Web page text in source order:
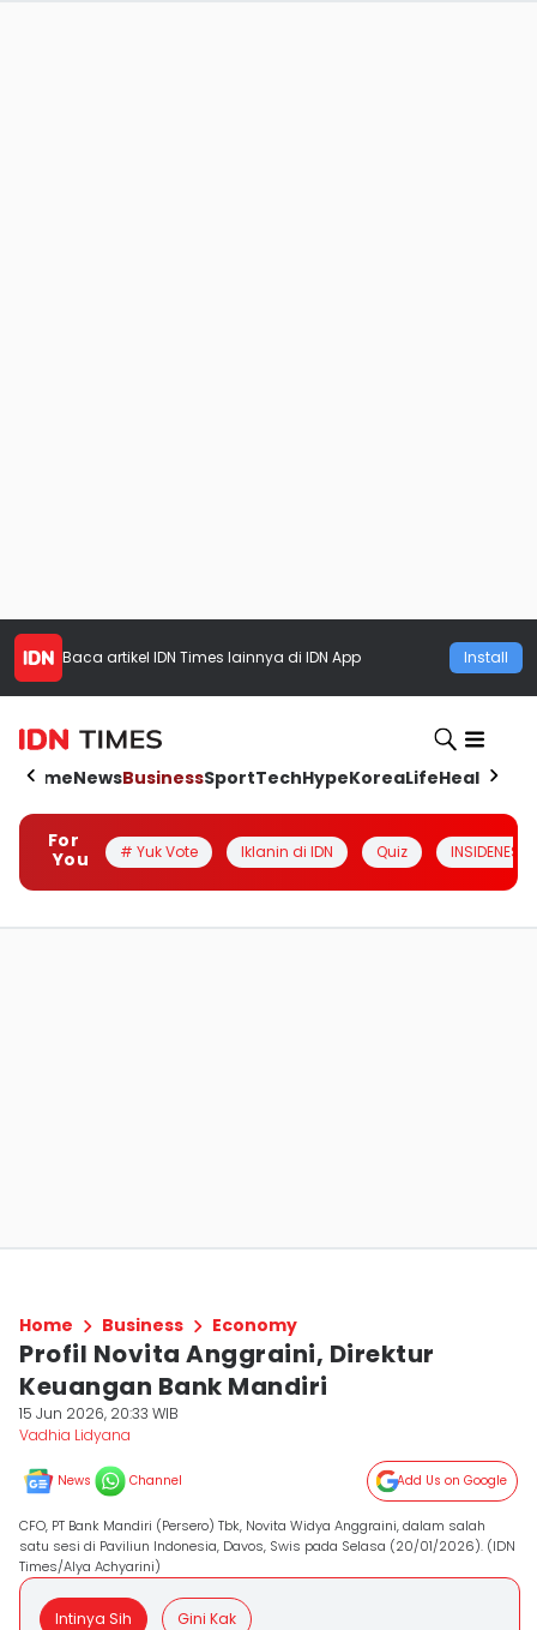
Baca artikel IDN Times lainnya di IDN App Install
HomeNewsBusinessSportTechHypeKoreaLifeHealth
For
You
# Yuk Vote Iklanin di IDN Quiz INSIDENESIA
Home Business Economy
Profil Novita Anggraini, Direktur
Keuangan Bank Mandiri
15 Jun 2026, 20:33 WIB
Vadhia Lidyana
News Channel Add Us on Google
CFO, PT Bank Mandiri (Persero) Tbk, Novita Widya Anggraini, dalam salah
satu sesi di Paviliun Indonesia, Davos, Swis pada Selasa (20/01/2026). (IDN
Times/Alya Achyarini)
Intinya Sih Gini Kak